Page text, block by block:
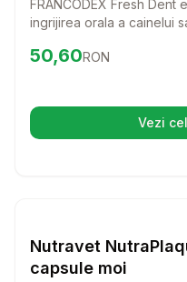
FRANCODEX Fresh
ingrijirea orala a cainelui
oferi animalului tau o
Preț:50.60
50,60RON
Vezi
Nutravet
capsule moi